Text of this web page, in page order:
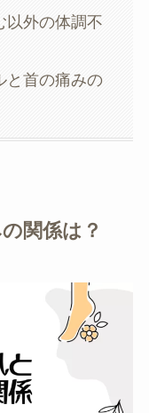
以外の体調不
と首の痛みの
関係は？